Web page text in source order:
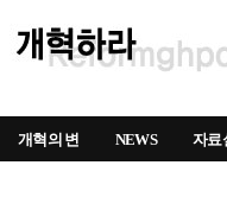
개혁의 변 NEWS 자료